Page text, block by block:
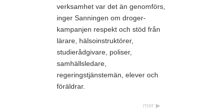
verksamhet var det än genomförs,
inger Sanningen om droger-
kampanjen respekt och stöd från
lärare, hälsoinstruktörer,
studierådgivare, poliser,
samhällsledare,
regeringstjänstemän, elever och
föräldrar.
mer